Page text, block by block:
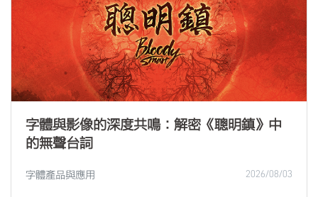
字體與影像的深度共鳴：解密《聰明鎮》中
的無聲台詞
字體產品與應用 2026/08/03